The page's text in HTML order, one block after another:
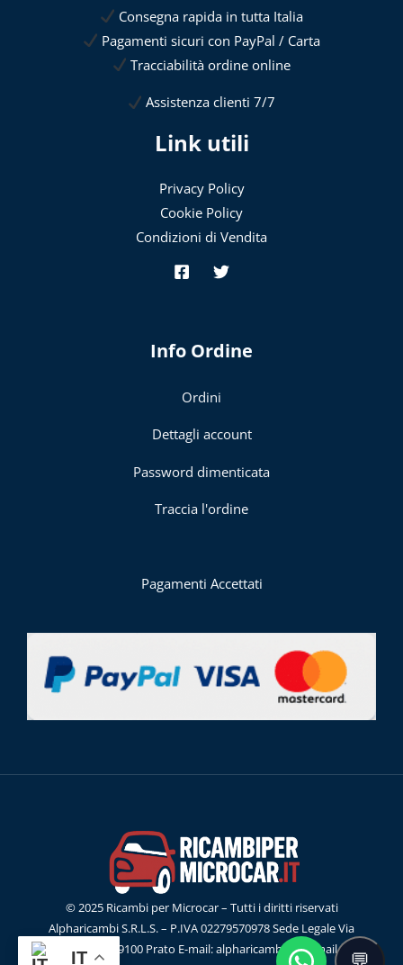
Consegna rapida in tutta Italia
Pagamenti sicuri con PayPal / Carta
Tracciabilità ordine online
Assistenza clienti 7/7
Link utili
Privacy Policy
Cookie Policy
Condizioni di Vendita
Info Ordine
Ordini
Dettagli account
Password dimenticata
Traccia l'ordine
Pagamenti Accettati
© 2025 Ricambi per Microcar – Tutti i diritti riservati
Alpharicambi S.R.L.S. – P.IVA 02279570978 Sede Legale Via
G.Ferraris, 55 59100 Prato E-mail: alpharicambisrl@gmail.com
IT